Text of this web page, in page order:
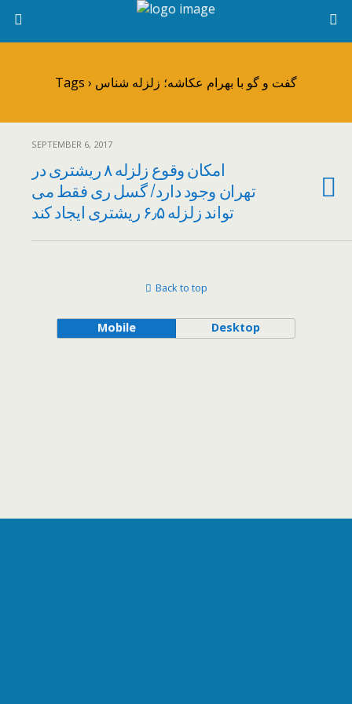
Tags › گفت و گو با بهرام عکاشه؛ زلزله شناس
SEPTEMBER 6, 2017
امکان وقوع زلزله ۸ ریشتری در
تهران وجود دارد/ گسل ری فقط می
تواند زلزله ۶٫۵ ریشتری ایجاد کند
Back to top
Mobile Desktop